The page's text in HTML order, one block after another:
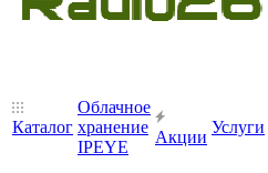
Каталог
Облачное
хранение
IPEYE
Акции
Услуги